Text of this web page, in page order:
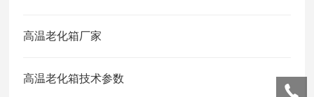
高温老化箱厂家
高温老化箱技术参数